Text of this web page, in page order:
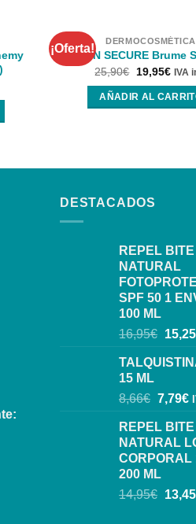
¡Oferta!
DERMOCOSMÉTICA
SUN SECURE Brume
25,90€ 19,95€ IVA
AÑADIR AL
DESTACADOS
REPEL BITE
NATURAL
SPF 50 1
100 ML
16,95€ 15,25
15 ML
8,66€ 7,79€
REPEL BITE
NATURAL
CORPORAL
200 ML
14,95€ 13,45